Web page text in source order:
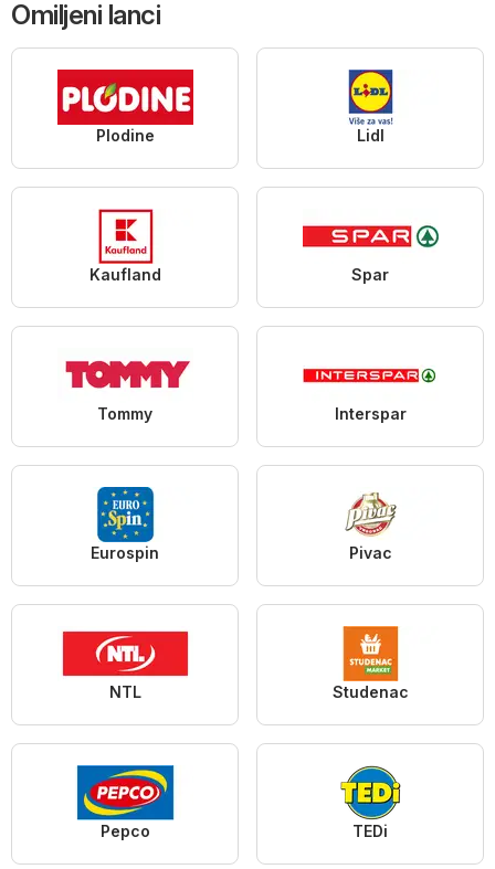
Omiljeni lanci
Plodine Lidl
Kaufland Spar
Tommy Interspar
Eurospin Pivac
NTL Studenac
Pepco TEDi